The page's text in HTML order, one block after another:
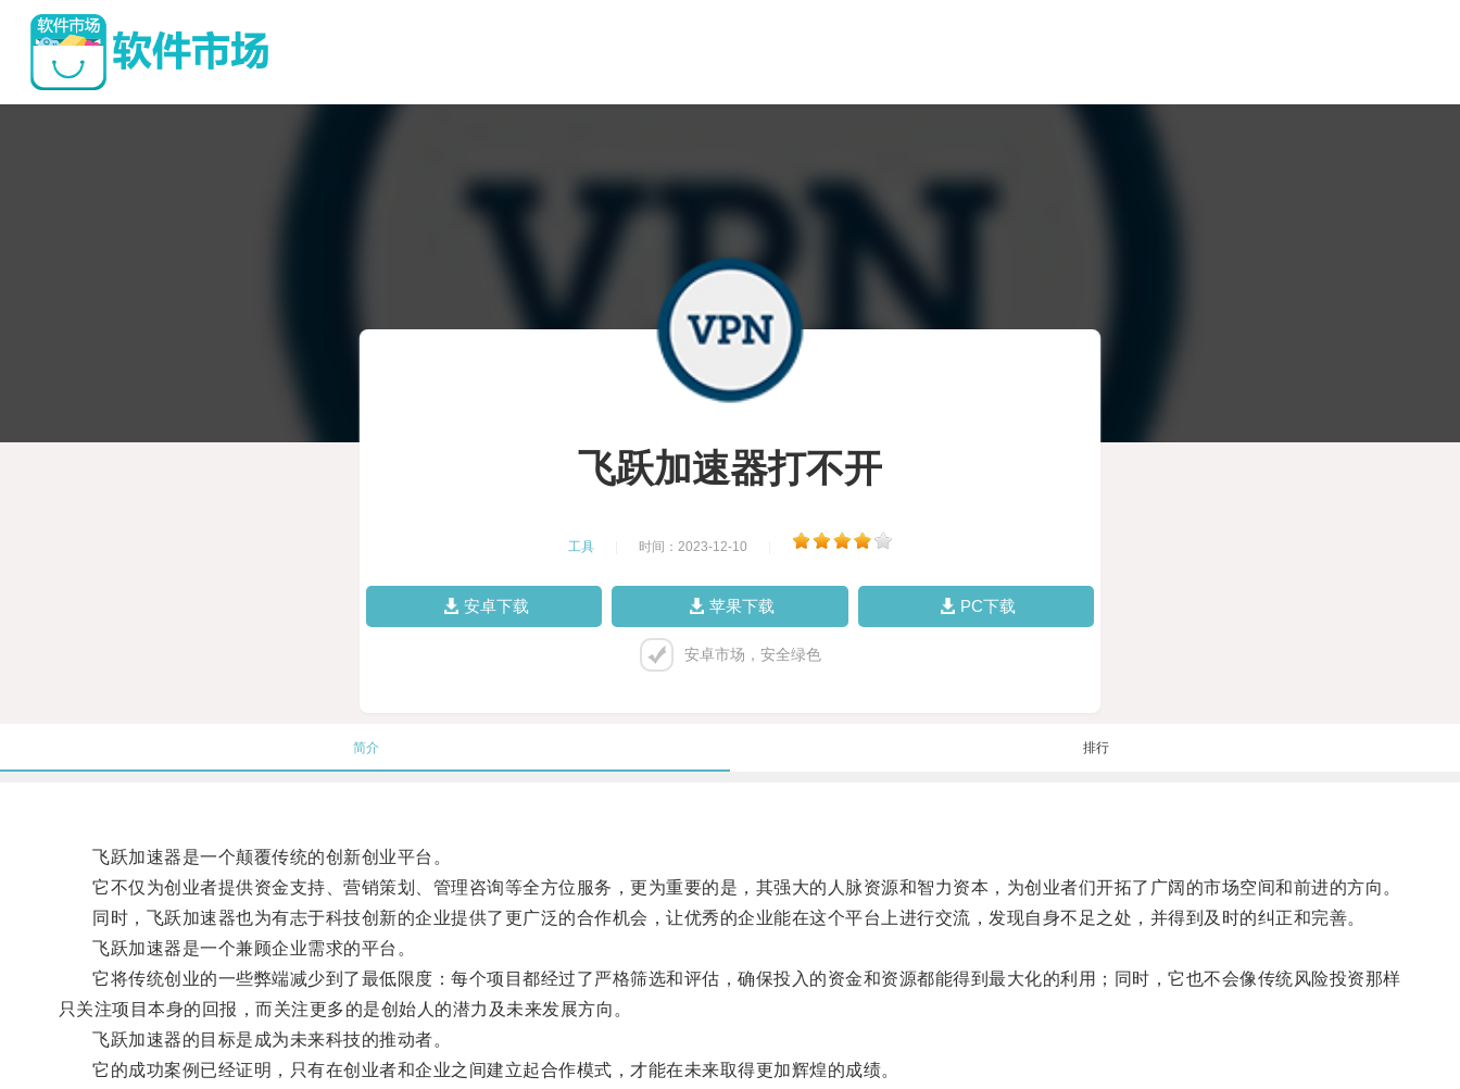
飞跃加速器打不开
工具 时间：2023-12-10
安卓下载 苹果下载 PC下载
安卓市场，安全绿色
简介 排行
飞跃加速器是一个颠覆传统的创新创业平台。
它不仅为创业者提供资金支持、营销策划、管理咨询等全方位服务，更为重要的是，其强大的人脉资源和智力资本，为创业者们开拓了广阔的市场空间和前进的方向。
同时，飞跃加速器也为有志于科技创新的企业提供了更广泛的合作机会，让优秀的企业能在这个平台上进行交流，发现自身不足之处，并得到及时的纠正和完善。
飞跃加速器是一个兼顾企业需求的平台。
它将传统创业的一些弊端减少到了最低限度：每个项目都经过了严格筛选和评估，确保投入的资金和资源都能得到最大化的利用；同时，它也不会像传统风险投资那样
只关注项目本身的回报，而关注更多的是创始人的潜力及未来发展方向。
飞跃加速器的目标是成为未来科技的推动者。
它的成功案例已经证明，只有在创业者和企业之间建立起合作模式，才能在未来取得更加辉煌的成绩。